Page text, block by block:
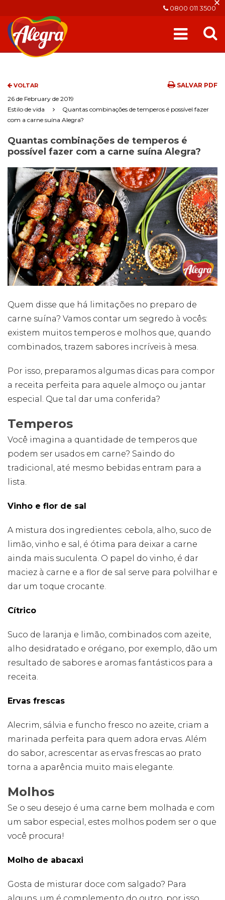
0800 011 3500
VOLTAR
SALVAR PDF
26 de February de 2019
Estilo de vida
Quantas combinações de temperos é possível fazer
com a carne suína Alegra?
Quantas combinações de temperos é
possível fazer com a carne suína Alegra?
Quem disse que há limitações no preparo de
carne suína? Vamos contar um segredo à vocês:
existem muitos temperos e molhos que, quando
combinados, trazem sabores incríveis à mesa.
Por isso, preparamos algumas dicas para compor
a receita perfeita para aquele almoço ou jantar
especial. Que tal dar uma conferida?
Temperos
Você imagina a quantidade de temperos que
podem ser usados em carne? Saindo do
tradicional, até mesmo bebidas entram para a
lista.
Vinho e flor de sal
A mistura dos ingredientes: cebola, alho, suco de
limão, vinho e sal, é ótima para deixar a carne
ainda mais suculenta. O papel do vinho, é dar
maciez à carne e a flor de sal serve para polvilhar e
dar um toque crocante.
Cítrico
Suco de laranja e limão, combinados com azeite,
alho desidratado e orégano, por exemplo, dão um
resultado de sabores e aromas fantásticos para a
receita.
Ervas frescas
Alecrim, sálvia e funcho fresco no azeite, criam a
marinada perfeita para quem adora ervas. Além
do sabor, acrescentar as ervas frescas ao prato
torna a aparência muito mais elegante.
Molhos
Se o seu desejo é uma carne bem molhada e com
um sabor especial, estes molhos podem ser o que
você procura!
Molho de abacaxi
Gosta de misturar doce com salgado? Para
Cookies
Necessários
Estes cookies
são necessários
para o
funcionamento
do site.
Eu aceito os
Cookies de
Funcionalidade
Para que
com base na
forma como o
nosso site tenha
o melhor
desempenho
possível
visita. Se
do website.
Eu aceito
site, você
aumenta a
conteúdo e
ofertas
personalizadas.